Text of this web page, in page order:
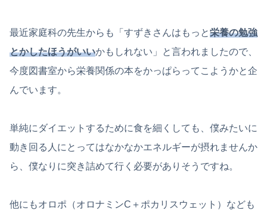
最近家庭科の先生からも「すずきさんはもっと栄養の勉強
とかしたほうがいいかもしれない」と言われましたので、
今度図書室から栄養関係の本をかっぱらってこようかと企
んでいます。
単純にダイエットするために食を細くしても、僕みたいに
動き回る人にとってはなかなかエネルギーが摂れませんか
ら、僕なりに突き詰めて行く必要がありそうですね。
他にもオロポ（オロナミンC＋ポカリスウェット）なども